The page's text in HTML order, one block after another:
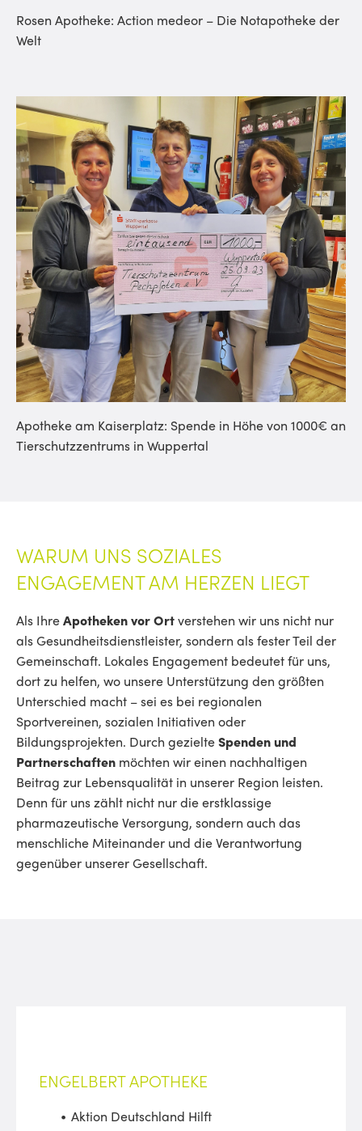
Rosen Apotheke: Action medeor – Die Notapotheke der
Welt
Apotheke am Kaiserplatz: Spende in Höhe von 1000€ an
Tierschutzzentrums in Wuppertal
WARUM UNS SOZIALES
ENGAGEMENT AM HERZEN LIEGT
Als IhreApotheken vor Ortverstehen wir uns nicht nur
als Gesundheitsdienstleister, sondern als fester Teil der
Gemeinschaft. Lokales Engagement bedeutet für uns,
dort zu helfen, wo unsere Unterstützung den größten
Unterschied macht – sei es bei regionalen
Sportvereinen, sozialen Initiativen oder
Bildungsprojekten. Durch gezielteSpenden und
Partnerschaften möchten wir einen nachhaltigen
Beitrag zur Lebensqualität in unserer Region leisten.
Denn für uns zählt nicht nur die erstklassige
pharmazeutische Versorgung, sondern auch das
menschliche Miteinander und die Verantwortung
gegenüber unserer Gesellschaft.
ENGELBERT APOTHEKE
Aktion Deutschland Hilft